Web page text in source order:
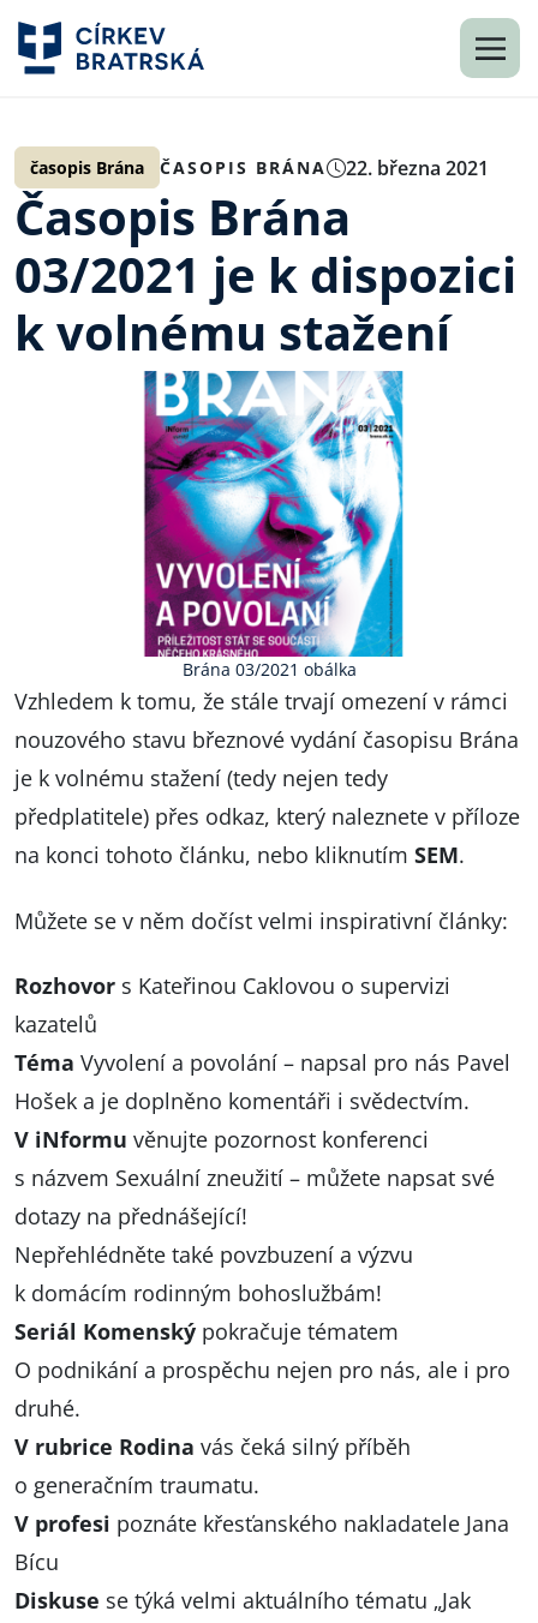
časopis Brána ČASOPIS BRÁNA 22. března 2021
Časopis Brána
03/2021 je k dispozici
k volnému stažení
Brána 03/2021 obálka
Vzhledem k tomu, že stále trvají omezení v rámci
nouzového stavu březnové vydání časopisu Brána
je k volnému stažení (tedy nejen tedy
předplatitele) přes odkaz, který naleznete v příloze
na konci tohoto článku, nebo kliknutím SEM.
Můžete se v něm dočíst velmi inspirativní články:
Rozhovor s Kateřinou Caklovou o supervizi
kazatelů
Téma Vyvolení a povolání – napsal pro nás Pavel
Hošek a je doplněno komentáři i svědectvím.
V iNformu věnujte pozornost konferenci
s názvem Sexuální zneužití – můžete napsat své
dotazy na přednášející!
Nepřehlédněte také povzbuzení a výzvu
k domácím rodinným bohoslužbám!
Seriál Komenský pokračuje tématem
O podnikání a prospěchu nejen pro nás, ale i pro
druhé.
V rubrice Rodina vás čeká silný příběh
o generačním traumatu.
V profesi poznáte křesťanského nakladatele Jana
Bícu
Diskuse se týká velmi aktuálního tématu „Jak